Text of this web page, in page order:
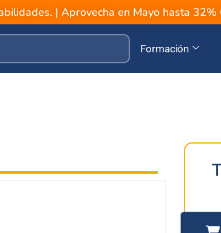
| Aprovecha en Mayo hasta 32%
Formación